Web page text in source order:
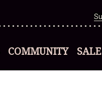
COMMUNITY SALE